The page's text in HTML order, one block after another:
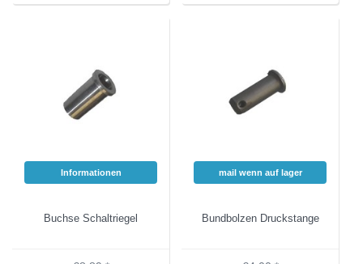
Informationen
Buchse Schaltriegel
mail wenn auf lager
Bundbolzen Druckstange